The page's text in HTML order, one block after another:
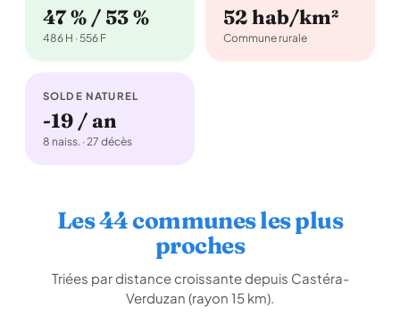
47 % / 53 %
486 H · 556 F
52 hab/km²
Commune rurale
SOLDE NATUREL
-19 / an
8 naiss. · 27 décès
Les 44 communes les plus
proches
Triées par distance croissante depuis Castéra-
Verduzan (rayon 15 km).